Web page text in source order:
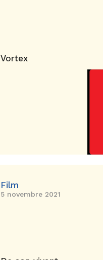
Vortex
Film
5 novembre 2021